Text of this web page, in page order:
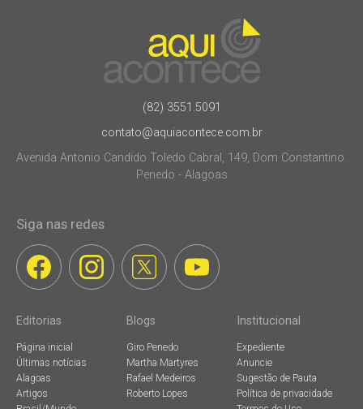
(82) 3551.5091
contato@aquiacontece.com.br
Avenida Antonio Candido Toledo Cabral, 149, Dom Constantino.
Penedo - Alagoas
Siga nas redes
Editorias
Página inicial
Últimas notícias
Alagoas
Artigos
Blogs
Giro Penedo
Martha Martyres
Rafael Medeiros
Roberto Lopes
Institucional
Expediente
Anuncie
Sugestão de Pauta
Política de privacidade